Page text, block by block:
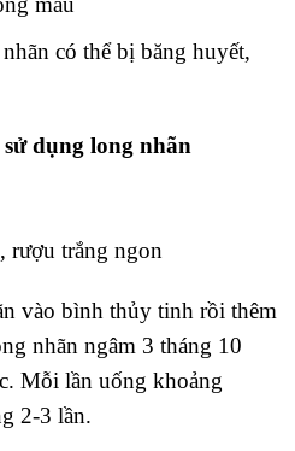
có thể bị băng huyết,
dụng long nhãn
rượu trắng ngon
vào bình thủy tinh rồi thêm
nhãn ngâm 3 tháng 10
Mỗi lần uống khoảng
2-3 lần.